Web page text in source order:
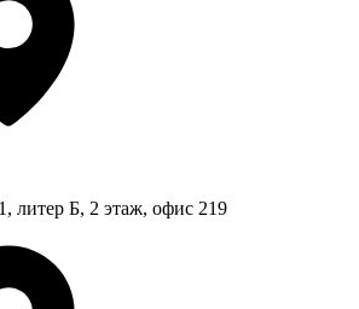
литер Б, 2 этаж, офис 219